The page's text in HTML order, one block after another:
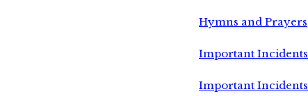
Hymns and Prayers
Important Incidents
Important Incidents